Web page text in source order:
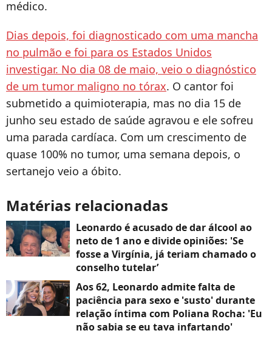
médico.
Dias depois, foi diagnosticado com uma mancha
no pulmão e foi para os Estados Unidos
investigar. No dia 08 de maio, veio o diagnóstico
de um tumor maligno no tórax. O cantor foi
submetido a quimioterapia, mas no dia 15 de
junho seu estado de saúde agravou e ele sofreu
uma parada cardíaca. Com um crescimento de
quase 100% no tumor, uma semana depois, o
sertanejo veio a óbito.
Matérias relacionadas
Leonardo é acusado de dar álcool ao
neto de 1 ano e divide opiniões: 'Se
fosse a Virgínia, já teriam chamado o
conselho tutelar’
Aos 62, Leonardo admite falta de
paciência para sexo e 'susto' durante
relação íntima com Poliana Rocha: 'Eu
não sabia se eu tava infartando'